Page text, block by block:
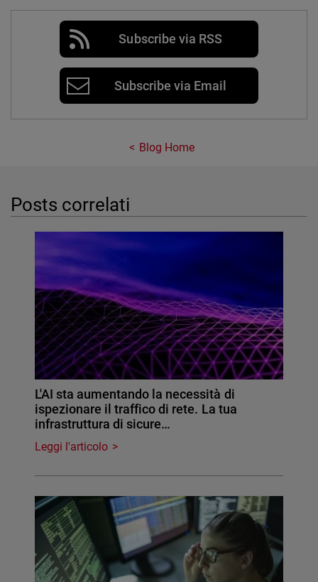
Subscribe via RSS
Subscribe via Email
Blog Home
Posts correlati
L'AI sta aumentando la necessità di
ispezionare il traffico di rete. La tua
infrastruttura di sicure…
Leggi l'articolo